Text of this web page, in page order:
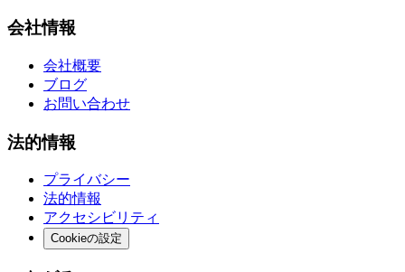
会社情報
会社概要
ブログ
お問い合わせ
法的情報
プライバシー
法的情報
アクセシビリティ
Cookieの設定